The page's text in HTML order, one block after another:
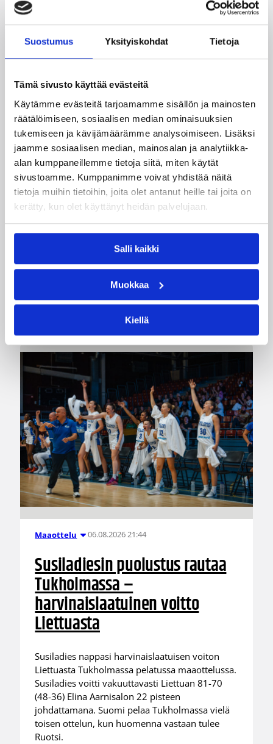
Suostumus Yksityiskohdat Tietoja
Tämä sivusto käyttää evästeitä
Käytämme evästeitä tarjoamamme sisällön ja mainosten
räätälöimiseen, sosiaalisen median ominaisuuksien
tukemiseen ja kävijämäärämme analysoimiseen. Lisäksi
jaamme sosiaalisen median, mainosalan ja analytiikka-
alan kumppaneillemme tietoja siitä, miten käytät
sivustoamme. Kumppanimme voivat yhdistää näitä
tietoja muihin tietoihin, joita olet antanut heille tai joita on
kerätty, kun olet käyttänyt heidän palvelujaan.
Salli kaikki
Muokkaa
Kiellä
klo 15:00 Suomi U20 – Ruotsi
Lisätietoja:/maajoukkueet/poikien_maajoukkueet/20-
Päivitetty07.06.2005
Henkilöt
Jarmo Laitinen
Kategoriat
Pääjuttu
Maaottelu 06.08.2026 21:44
Susiladiesin puolustus rautaa
Tukholmassa –
harvinaislaatuinen voitto
Liettuasta
Susiladies nappasi harvinaislaatuisen voiton
Liettuasta Tukholmassa pelatussa maaottelussa.
Susiladies voitti vakuuttavasti Liettuan 81-70
(48-36) Elina Aarnisalon 22 pisteen
johdattamana. Suomi pelaa Tukholmassa vielä
toisen ottelun, kun huomenna vastaan tulee
Ruotsi.